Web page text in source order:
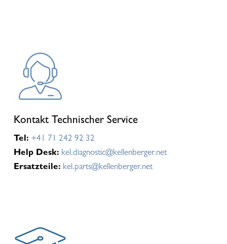
Kontakt Technischer Service
Tel: +41 71 242 92 32
Help Desk: kel.diagnostic@kellenberger.net
Ersatzteile: kel.parts@kellenberger.net